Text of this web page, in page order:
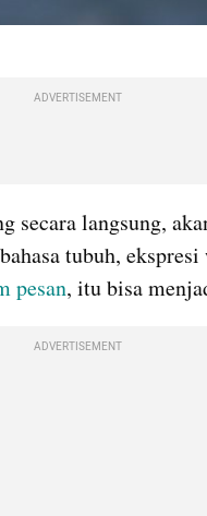
ADVERTISEMENT
secara langsung,
tubuh,
pesan, itu bisa
ADVERTISEMENT